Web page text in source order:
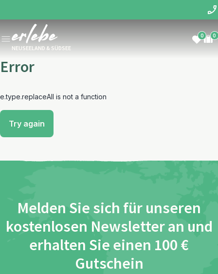
NEUSEELAND & SÜDSEE
0 0
Error
e.type.replaceAll is not a function
Try again
Melden Sie sich für unseren
kostenlosen Newsletter an und
erhalten Sie einen 100 €
Gutschein